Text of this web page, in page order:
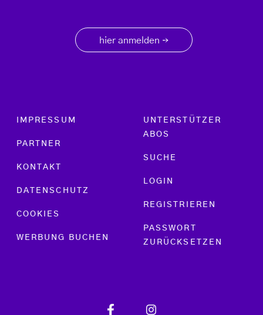
hier anmelden →
Footer menu
IMPRESSUM
PARTNER
KONTAKT
DATENSCHUTZ
COOKIES
WERBUNG BUCHEN
UNTERSTÜTZER
ABOS
SUCHE
LOGIN
REGISTRIEREN
PASSWORT
ZURÜCKSETZEN